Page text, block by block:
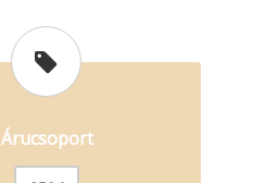
Árucsoport